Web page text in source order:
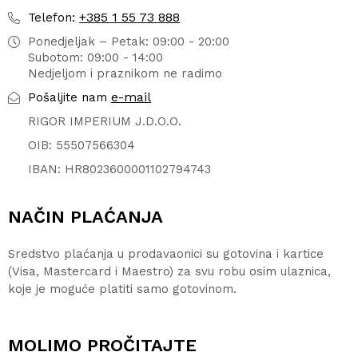
Telefon: +385 1 55 73 888
Ponedjeljak – Petak: 09:00 - 20:00
Subotom: 09:00 - 14:00
Nedjeljom i praznikom ne radimo
Pošaljite nam e-mail
RIGOR IMPERIUM J.D.O.O.
OIB: 55507566304
IBAN: HR8023600001102794743
NAČIN PLAĆANJA
Sredstvo plaćanja u prodavaonici su gotovina i kartice
(Visa, Mastercard i Maestro) za svu robu osim ulaznica,
koje je moguće platiti samo gotovinom.
MOLIMO PROČITAJTE